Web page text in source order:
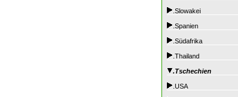
.Slowakei
.Spanien
.Südafrika
.Thailand
.Tschechien
.USA